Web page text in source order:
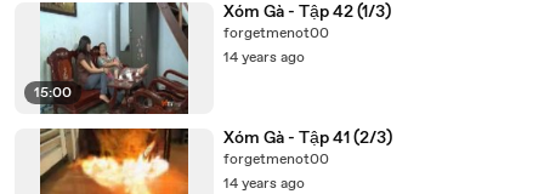
15:00
Xóm Gà - Tập 42 (1/3)
forgetmenot00
14 years ago
Xóm Gà - Tập 41 (2/3)
forgetmenot00
14 years ago